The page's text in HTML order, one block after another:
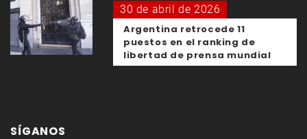
30 de abril de 2026
Argentina retrocede 11
puestos en el ranking de
libertad de prensa mundial
SÍGANOS